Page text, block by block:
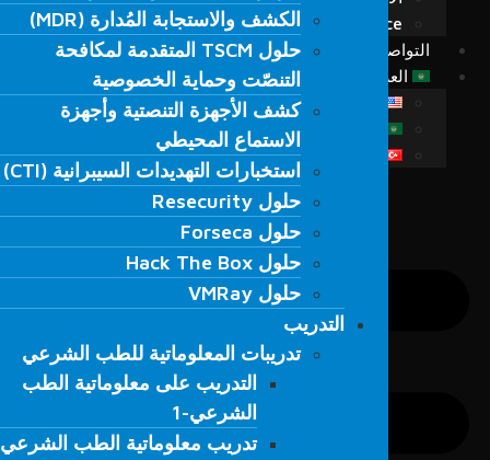
Fordefence على منصات التواصل
التواصل
العربية
الكشف والاستجابة المُدارة (MDR)
حلول TSCM المتقدمة لمكافحة
التنصّت وحماية الخصوصية
كشف الأجهزة التنصتية وأجهزة
الاستماع المحيطي
استخبارات التهديدات السيبرانية (CTI)
حلول Resecurity
حلول Forseca
حلول Hack The Box
حلول VMRay
التدريب
تدريبات المعلوماتية للطب الشرعي
التدريب على معلوماتية الطب
الشرعي-1
تدريب معلوماتية الطب الشرعي
الكشف والاستجابة المُدارة (MDR)
حلول TSCM المتقدمة لمكافحة
التنصّت وحماية الخصوصية
كشف الأجهزة التنصتية وأجهزة
الاستماع المحيطي
استخبارات التهديدات السيبرانية (CTI)
حلول Resecurity
حلول Forseca
حلول Hack The Box
حلول VMRay
التدريب
تدريبات المعلوماتية للطب الشرعي
التدريب على معلوماتية الطب
الشرعي-1
تدريب معلوماتية الطب الشرعي